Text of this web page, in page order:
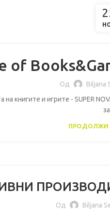
of
Од
Biljana
книгите и игрите - SUPER
ПРОДОЛЖИ
Од
Biljana